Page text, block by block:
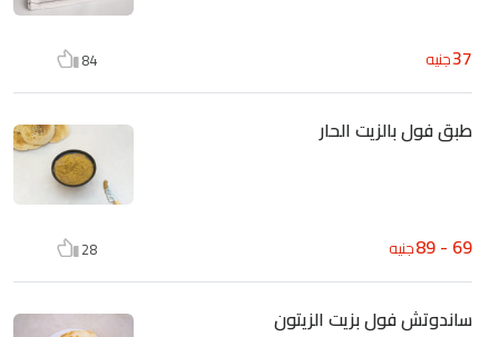
37جنيه 84
طبق فول بالزيت الحار
69 - 89 جنيه 28
ساندوتش فول بزيت الزيتون